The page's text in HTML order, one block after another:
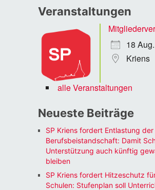
Veranstaltungen
18
Kriens
alle Veranstaltungen
Neueste Beiträge
SP Kriens fordert Entlastung der
Berufsbeistandschaft: Damit
Unterstützung auch künftig
bleiben
SP Kriens fordert Hitzeschutz
Schulen: Stufenplan soll